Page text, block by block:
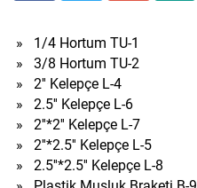
»
1/4 Hortum TU-1
»
3/8 Hortum TU-2
»
2'' Kelepçe L-4
»
2.5'' Kelepçe L-6
»
2''*2'' Kelepçe L-7
»
2''*2.5'' Kelepçe L-5
»
2.5''*2.5'' Kelepçe L-8